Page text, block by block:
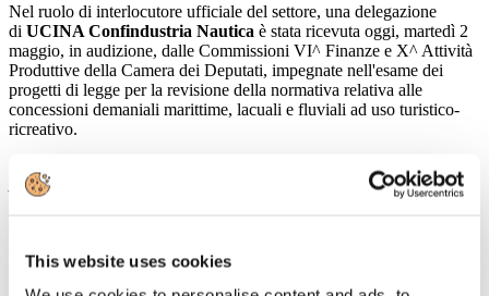
This website uses cookies
Nel ruolo di interlocutore ufficiale del settore, una delegazione
di UCINA Confindustria Nautica è stata ricevuta oggi, martedì 2
maggio, in audizione, dalle Commissioni VI^ Finanze e X^ Attività
Produttive della Camera dei Deputati, impegnate nell'esame dei
progetti di legge per la revisione della normativa relativa alle
concessioni demaniali marittime, lacuali e fluviali ad uso turistico-
ricreativo.
a mission di UCINA Confindustria Nautica, articolata in sette
Assemblee di settore, è quella di rappresentare, sostenere e difendere
tutta la filiera della nautica da diporto dalla costruzione/produzione
esprime il massimo del proprio valore economico ed